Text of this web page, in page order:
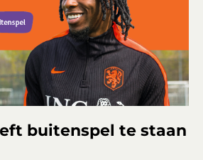
buitenspel te staan